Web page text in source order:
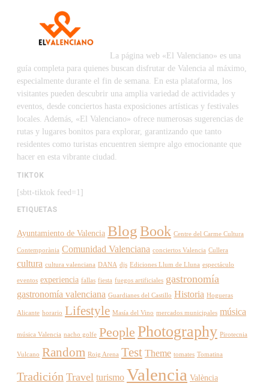
La página web «El Valenciano» es una
guía completa para quienes buscan disfrutar de Valencia al máximo,
especialmente durante el fin de semana. En esta plataforma, los
visitantes pueden descubrir una amplia variedad de actividades y
eventos, desde conciertos hasta exposiciones artísticas y festivales
locales. Además, «El Valenciano» ofrece numerosas sugerencias de
rutas y lugares bonitos para explorar, garantizando que tanto
residentes como turistas encuentren siempre algo emocionante que
hacer en esta vibrante ciudad.
TIKTOK
[sbtt-tiktok feed=1]
ETIQUETAS
Ayuntamiento de Valencia BlogBook Centre del Carme Cultura
Contemporània Comunidad Valenciana conciertos Valencia Cullera
cultura cultura valenciana DANA djs Ediciones Llum de Lluna espectáculo
eventos experiencia fallas fiesta fuegos artificiales gastronomía
gastronomía valenciana Guardianes del Castillo Historia Hogueras
Alicante horario Lifestyle Masía del Vino mercados municipales música
música Valencia nacho golfe People Photography Pirotecnia
Vulcano Random Roig Arena Test Theme tomates Tomatina
Tradición Travel turismo Valencia València